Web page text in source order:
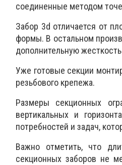
соединенные методом
Забор 3d отличается от
формы. В остальном
дополнительную
Уже готовые секции
резьбового крепежа.
Размеры секционных
вертикальных и
потребностей и задач,
Важно отметить, что
секционных заборов не